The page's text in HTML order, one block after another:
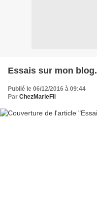
Essais sur mon blog.
Publié le 06/12/2016 à 09:44
Par ChezMarieFil